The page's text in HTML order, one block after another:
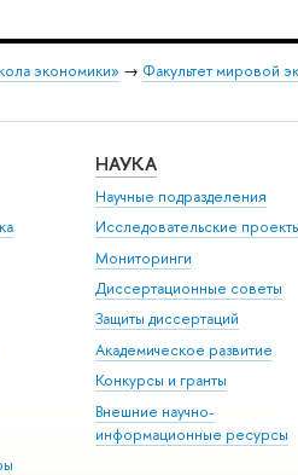
экономики» → Факультет мировой
НАУКА
Научные подразделения
Исследовательские
Мониторинги
Диссертационные советы
Защиты диссертаций
Академическое развитие
Конкурсы и гранты
Внешние научно-
информационные ресурсы